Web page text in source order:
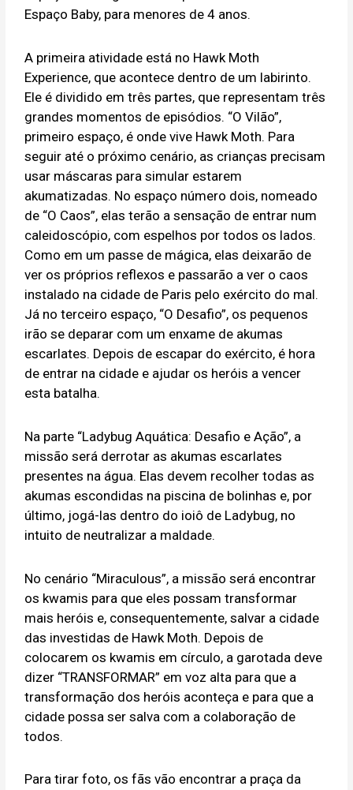
Espaço Baby, para menores de 4 anos.
A primeira atividade está no Hawk Moth
Experience, que acontece dentro de um labirinto.
Ele é dividido em três partes, que representam três
grandes momentos de episódios. “O Vilão”,
primeiro espaço, é onde vive Hawk Moth. Para
seguir até o próximo cenário, as crianças precisam
usar máscaras para simular estarem
akumatizadas. No espaço número dois, nomeado
de “O Caos”, elas terão a sensação de entrar num
caleidoscópio, com espelhos por todos os lados.
Como em um passe de mágica, elas deixarão de
ver os próprios reflexos e passarão a ver o caos
instalado na cidade de Paris pelo exército do mal.
Já no terceiro espaço, “O Desafio”, os pequenos
irão se deparar com um enxame de akumas
escarlates. Depois de escapar do exército, é hora
de entrar na cidade e ajudar os heróis a vencer
esta batalha.
Na parte “Ladybug Aquática: Desafio e Ação”, a
missão será derrotar as akumas escarlates
presentes na água. Elas devem recolher todas as
akumas escondidas na piscina de bolinhas e, por
último, jogá-las dentro do ioiô de Ladybug, no
intuito de neutralizar a maldade.
No cenário “Miraculous”, a missão será encontrar
os kwamis para que eles possam transformar
mais heróis e, consequentemente, salvar a cidade
das investidas de Hawk Moth. Depois de
colocarem os kwamis em círculo, a garotada deve
dizer “TRANSFORMAR” em voz alta para que a
transformação dos heróis aconteça e para que a
cidade possa ser salva com a colaboração de
todos.
Para tirar foto, os fãs vão encontrar a praça da